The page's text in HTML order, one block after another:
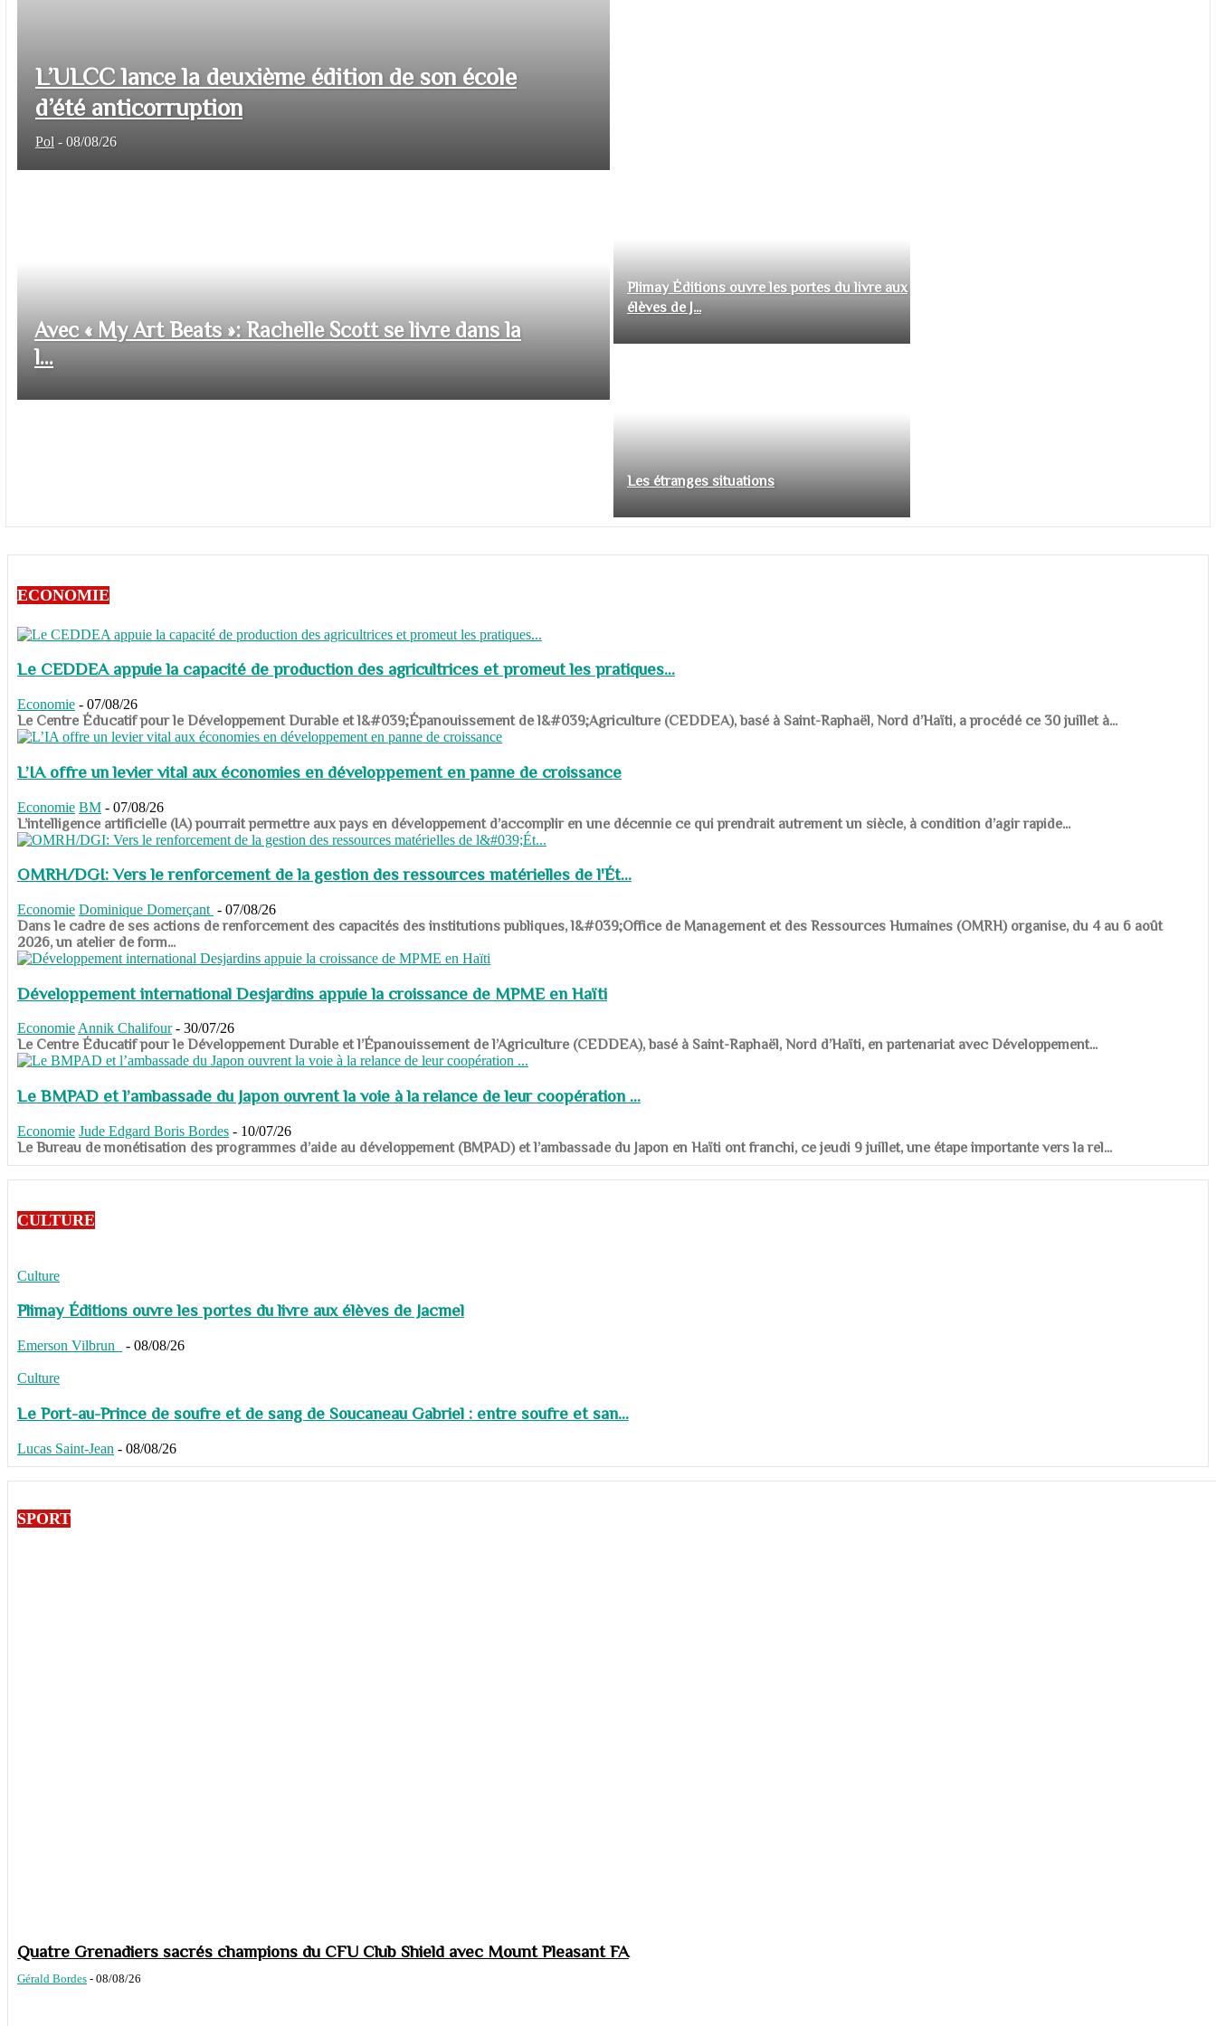
L’ULCC lance la deuxième édition de son école
d’été anticorruption
Pol - 08/08/26
Avec « My Art Beats »: Rachelle Scott se livre dans la
l...
Plimay Éditions ouvre les portes du livre aux
élèves de J...
Les étranges situations
ECONOMIE
Le CEDDEA appuie la capacité de production des agricultrices et promeut les pratiques...
Economie - 07/08/26
​​​​​​​Le Centre Éducatif pour le Développement Durable et l&#039;Épanouissement de l&#039;Agriculture (CEDDEA), basé à Saint-Raphaël, Nord d’Haïti, a procédé ce 30 juillet à...
L’IA offre un levier vital aux économies en développement en panne de croissance
Economie BM - 07/08/26
​​​​​​​L’intelligence artificielle (IA) pourrait permettre aux pays en développement d’accomplir en une décennie ce qui prendrait autrement un siècle, à condition d’agir rapide...
OMRH/DGI: Vers le renforcement de la gestion des ressources matérielles de l'Ét...
Economie Dominique Domerçant - 07/08/26
Dans le cadre de ses actions de renforcement des capacités des institutions publiques, l&#039;Office de Management et des Ressources Humaines (OMRH) organise, du 4 au 6 août
2026, un atelier de form...
Développement international Desjardins appuie la croissance de MPME en Haïti
Economie Annik Chalifour - 30/07/26
​​​​​​​Le Centre Éducatif pour le Développement Durable et l’Épanouissement de l’Agriculture (CEDDEA), basé à Saint-Raphaël, Nord d’Haïti, en partenariat avec Développement...
Le BMPAD et l’ambassade du Japon ouvrent la voie à la relance de leur coopération ...
Economie Jude Edgard Boris Bordes - 10/07/26
​​​​​​​Le Bureau de monétisation des programmes d’aide au développement (BMPAD) et l’ambassade du Japon en Haïti ont franchi, ce jeudi 9 juillet, une étape importante vers la rel...
CULTURE
Culture
Plimay Éditions ouvre les portes du livre aux élèves de Jacmel
Emerson Vilbrun - 08/08/26
Culture
Le Port-au-Prince de soufre et de sang de Soucaneau Gabriel : entre soufre et san...
Lucas Saint-Jean - 08/08/26
SPORT
Quatre Grenadiers sacrés champions du CFU Club Shield avec Mount Pleasant FA
Gérald Bordes - 08/08/26